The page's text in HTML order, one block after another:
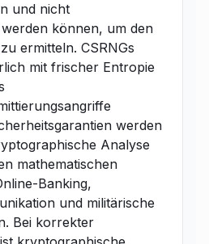
und nicht
können, um den
ermitteln. CSRNGs
mit frischer Entropie
werden
Analyse
mathematischen
Banking,
und militärische
Bei korrekter